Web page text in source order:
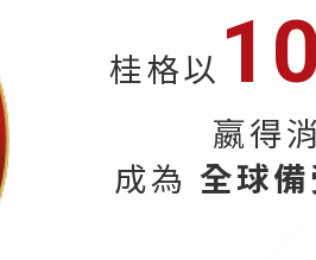
桂格以
嬴得
成為 全球